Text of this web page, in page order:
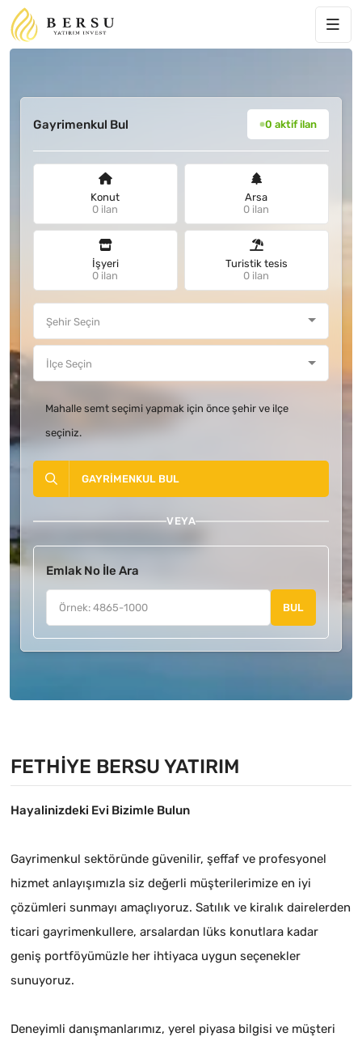
Gayrimenkul Bul 0 aktif ilan
Konut
0 ilan
Arsa
0 ilan
İşyeri
0 ilan
Turistik tesis
0 ilan
Mahalle semt seçimi yapmak için önce şehir ve ilçe
seçiniz.
GAYRIMENKUL BUL
VEYA
Emlak No İle Ara
BUL
FETHIYE BERSU YATIRIM
Hayalinizdeki Evi Bizimle Bulun
Gayrimenkul sektöründe güvenilir, şeffaf ve profesyonel
hizmet anlayışımızla siz değerli müşterilerimize en iyi
çözümleri sunmayı amaçlıyoruz. Satılık ve kiralık dairelerden
ticari gayrimenkullere, arsalardan lüks konutlara kadar
geniş portföyümüzle her ihtiyaca uygun seçenekler
sunuyoruz.
Deneyimli danışmanlarımız, yerel piyasa bilgisi ve müşteri